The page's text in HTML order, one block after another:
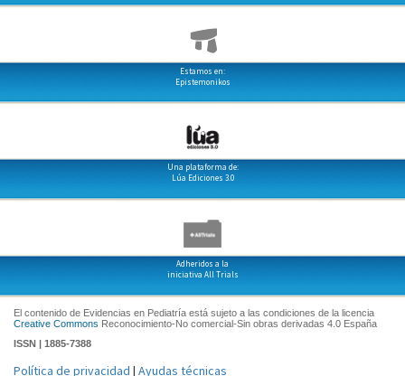
Estamos en:
Epistemonikos
Una plataforma de:
Lúa Ediciones 3.0
Adheridos a la
iniciativa All Trials
El contenido de Evidencias en Pediatría está sujeto a las condiciones de la licencia
Creative Commons Reconocimiento-No comercial-Sin obras derivadas 4.0 España
ISSN | 1885-7388
Política de privacidad | Ayudas técnicas